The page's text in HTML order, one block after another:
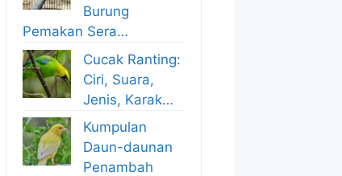
Burung
Pemakan Sera…
Cucak Ranting:
Ciri, Suara,
Jenis, Karak…
Kumpulan
Daun-daunan
Penambah